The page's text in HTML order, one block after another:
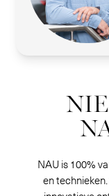
NAU is 100%
en